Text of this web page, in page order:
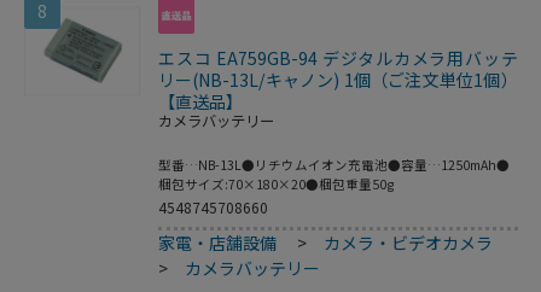
8
エスコ EA759GB-94 デジタルカメラ用バッテ
リー(NB-13L/キャノン) 1個（ご注文単位1個）
【直送品】
カメラバッテリー
型番…NB-13L●リチウムイオン充電池●容量…1250mAh●
梱包サイズ:70×180×20●梱包重量50g
4548745708660
家電・店舗設備 > カメラ・ビデオカメラ
> カメラバッテリー